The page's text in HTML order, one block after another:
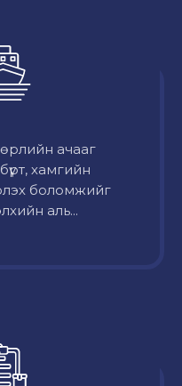
ачааг
хамгийн
боломжийг
аль...